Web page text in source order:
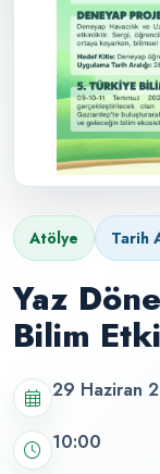
Atölye Tarih
Yaz
Bilim
29 Haziran
10:00